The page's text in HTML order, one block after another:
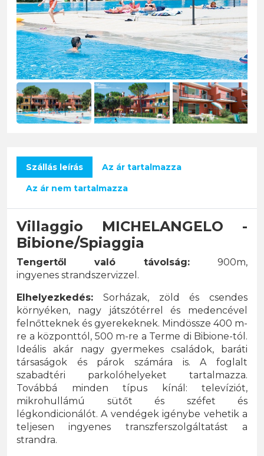
Szállás leírás
Az ár tartalmazza
Az ár nem tartalmazza
Villaggio MICHELANGELO -
Bibione/Spiaggia
Tengertől való távolság: 900m,
ingyenes strandszervizzel.
Elhelyezkedés: Sorházak, zöld és csendes
környéken, nagy játszótérrel és medencével
felnőtteknek és gyerekeknek. Mindössze 400 m-
re a központtól, 500 m-re a Terme di Bibione-tól.
Ideális akár nagy gyermekes családok, baráti
társaságok és párok számára is. A foglalt
szabadtéri parkolóhelyeket tartalmazza.
Továbbá minden típus kínál: televíziót,
mikrohullámú sütőt és széfet és
légkondicionálót. A vendégek igénybe vehetik a
teljesen ingyenes transzferszolgáltatást a
strandra.